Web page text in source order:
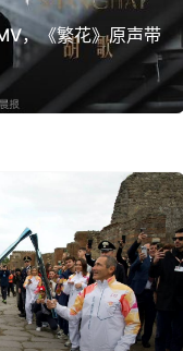
，《繁花》原声带